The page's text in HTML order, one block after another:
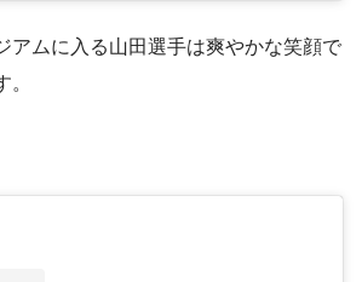
アムに入る山田選手は爽やかな笑顔で